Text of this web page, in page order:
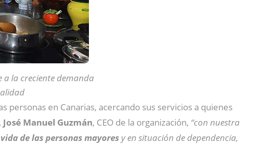
a la creciente demanda
en Canarias, acercando sus servicios a quienes
José Manuel Guzmán, CEO de la organización, “con nuestra
de las personas mayores y en situación de dependencia,